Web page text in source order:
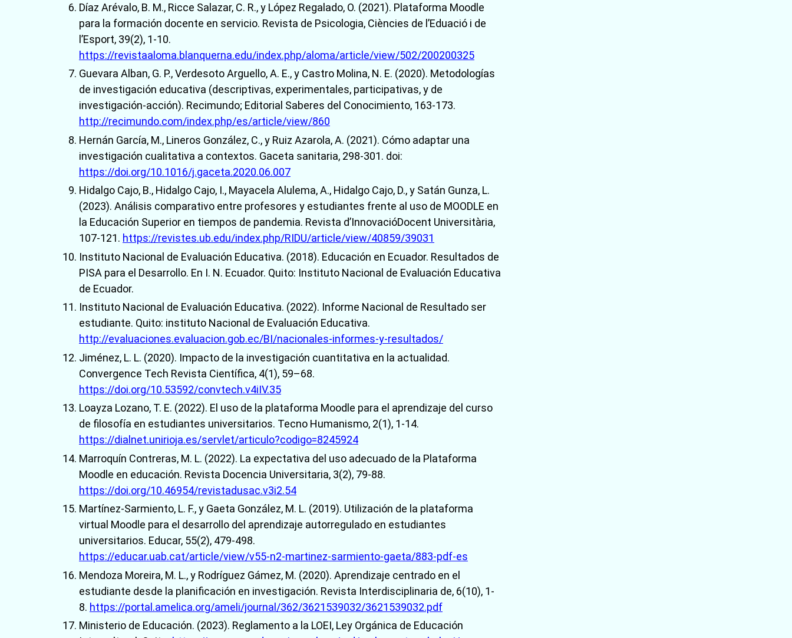
Díaz Arévalo, B. M., Ricce Salazar, C. R., y López Regalado, O. (2021). Plataforma Moodle
para la formación docente en servicio. Revista de Psicologia, Ciències de l’Eduació i de
l’Esport, 39(2), 1-10.
https://revistaaloma.blanquerna.edu/index.php/aloma/article/view/502/200200325
Guevara Alban, G. P., Verdesoto Arguello, A. E., y Castro Molina, N. E. (2020). Metodologías
de investigación educativa (descriptivas, experimentales, participativas, y de
investigación-acción). Recimundo; Editorial Saberes del Conocimiento, 163-173.
http://recimundo.com/index.php/es/article/view/860
Hernán García, M., Lineros González, C., y Ruiz Azarola, A. (2021). Cómo adaptar una
investigación cualitativa a contextos. Gaceta sanitaria, 298-301. doi:
https://doi.org/10.1016/j.gaceta.2020.06.007
Hidalgo Cajo, B., Hidalgo Cajo, I., Mayacela Alulema, A., Hidalgo Cajo, D., y Satán Gunza, L.
(2023). Análisis comparativo entre profesores y estudiantes frente al uso de MOODLE en
la Educación Superior en tiempos de pandemia. Revista d’InnovacióDocent Universitària,
107-121. https://revistes.ub.edu/index.php/RIDU/article/view/40859/39031
Instituto Nacional de Evaluación Educativa. (2018). Educación en Ecuador. Resultados de
PISA para el Desarrollo. En I. N. Ecuador. Quito: Instituto Nacional de Evaluación Educativa
de Ecuador.
Instituto Nacional de Evaluación Educativa. (2022). Informe Nacional de Resultado ser
estudiante. Quito: instituto Nacional de Evaluación Educativa.
http://evaluaciones.evaluacion.gob.ec/BI/nacionales-informes-y-resultados/
Jiménez, L. L. (2020). Impacto de la investigación cuantitativa en la actualidad.
Convergence Tech Revista Científica, 4(1), 59–68.
https://doi.org/10.53592/convtech.v4iIV.35
Loayza Lozano, T. E. (2022). El uso de la plataforma Moodle para el aprendizaje del curso
de filosofía en estudiantes universitarios. Tecno Humanismo, 2(1), 1-14.
https://dialnet.unirioja.es/servlet/articulo?codigo=8245924
Marroquín Contreras, M. L. (2022). La expectativa del uso adecuado de la Plataforma
Moodle en educación. Revista Docencia Universitaria, 3(2), 79-88.
https://doi.org/10.46954/revistadusac.v3i2.54
Martínez-Sarmiento, L. F., y Gaeta González, M. L. (2019). Utilización de la plataforma
virtual Moodle para el desarrollo del aprendizaje autorregulado en estudiantes
universitarios. Educar, 55(2), 479-498.
https://educar.uab.cat/article/view/v55-n2-martinez-sarmiento-gaeta/883-pdf-es
Mendoza Moreira, M. L., y Rodríguez Gámez, M. (2020). Aprendizaje centrado en el
estudiante desde la planificación en investigación. Revista Interdisciplinaria de, 6(10), 1-
8. https://portal.amelica.org/ameli/journal/362/3621539032/3621539032.pdf
Ministerio de Educación. (2023). Reglamento a la LOEI, Ley Orgánica de Educación